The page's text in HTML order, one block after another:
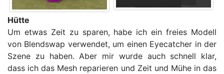
Hütte
Um etwas Zeit zu sparen, habe ich ein freies Modell
von Blendswap verwendet, um einen Eyecatcher in der
Szene zu haben. Aber mir wurde auch schnell klar,
dass ich das Mesh reparieren und Zeit und Mühe in das